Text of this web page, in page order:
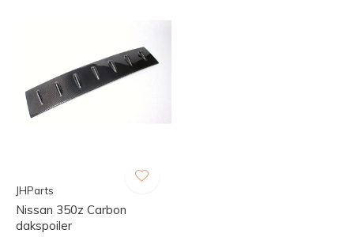
JHParts
Nissan 350z Carbon
dakspoiler